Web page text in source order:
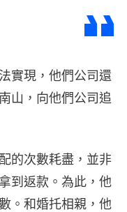
實現，他們公司還
山，向他們公司追
的次數耗盡，並非
到返款。為此，他
。和婚托相親，他